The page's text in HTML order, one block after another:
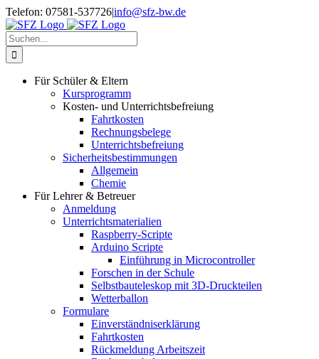
Zum
Inhalt
springen
Telefon: 07581-537726|info@sfz-bw.de
Suche
nach:
Für Schüler & Eltern
Kursprogramm
Kosten- und Unterrichtsbefreiung
Fahrtkosten
Rechnungsbelege
Unterrichtsbefreiung
Sicherheitsbestimmungen
Allgemein
Chemie
Für Lehrer & Betreuer
Anmeldung
Unterrichtsmaterialien
Raspberry-Scripte
Arduino Scripte
Einführung in Microcontroller
Forschen in der Schule
Selbstbauteleskop mit 3D-Druckteilen
Wetterballon
Formulare
Einverständniserklärung
Fahrtkosten
Rückmeldung Arbeitszeit